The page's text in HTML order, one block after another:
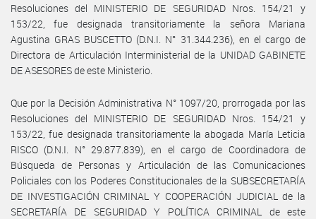
Resoluciones del MINISTERIO DE SEGURIDAD Nros. 154/21 y
153/22, fue designada transitoriamente la señora Mariana
Agustina GRAS BUSCETTO (D.N.I. N° 31.344.236), en el cargo de
Directora de Articulación Interministerial de la UNIDAD GABINETE
DE ASESORES de este Ministerio.
Que por la Decisión Administrativa N° 1097/20, prorrogada por las
Resoluciones del MINISTERIO DE SEGURIDAD Nros. 154/21 y
153/22, fue designada transitoriamente la abogada María Leticia
RISCO (D.N.I. N° 29.877.839), en el cargo de Coordinadora de
Búsqueda de Personas y Articulación de las Comunicaciones
Policiales con los Poderes Constitucionales de la SUBSECRETARÍA
DE INVESTIGACIÓN CRIMINAL Y COOPERACIÓN JUDICIAL de la
SECRETARÍA DE SEGURIDAD Y POLÍTICA CRIMINAL de este